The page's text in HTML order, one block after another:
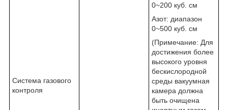
Система газового
контроля
0~200 куб. см
Азот: диапазон
0~500 куб. см
(Примечание: Для
достижения более
высокого уровня
бескислородной
среды вакуумная
камера должна
быть очищена